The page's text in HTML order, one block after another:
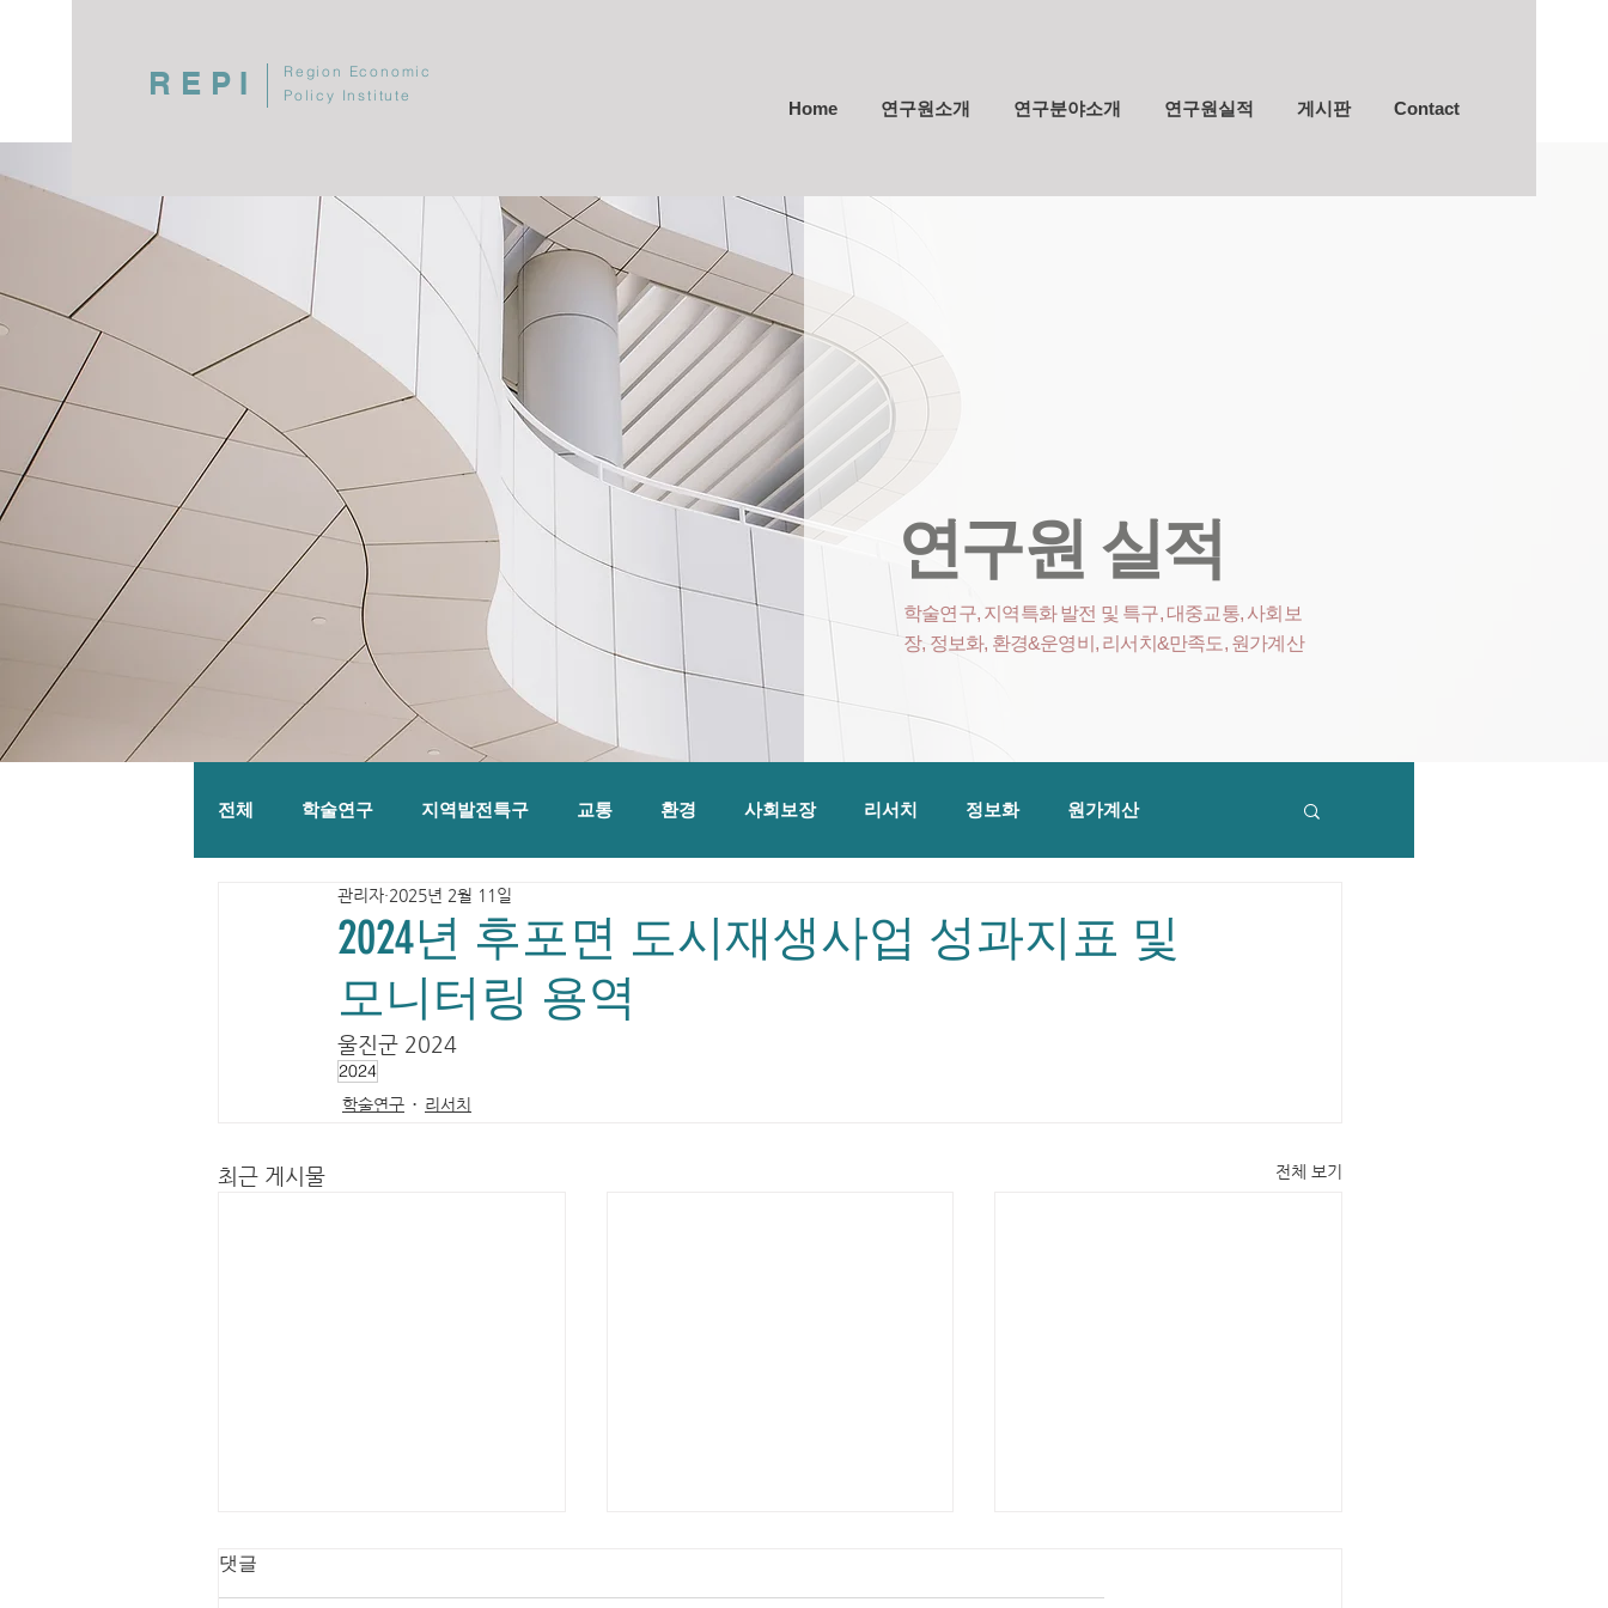
REPI
Region Economic
Policy Institute
Home 연구원소개 연구분야소개 연구원실적 게시판 Contact
전체 학술연구 지역발전특구 교통 환경 사회보장 리서치 정보화 원가계산
2024년 후포면 도시재생사업 성과지표 및
모니터링 용역
관리자 2025년 2월 11일
울진군 2024
2024
학술연구 리서치
최근 게시물 전체 보기
댓글
연구원 실적
학술연구, 지역특화 발전 및 특구, 대중교통, 사회보
장, 정보화, 환경&운영비 , 리서치&만족도, 원가계산